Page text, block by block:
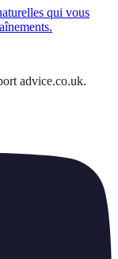
qui vous
advice.co.uk.